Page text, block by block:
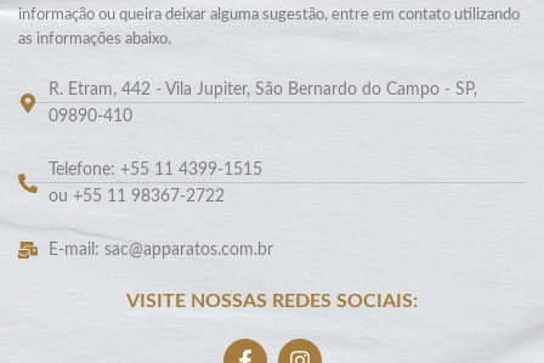
informação ou queira deixar alguma sugestão, entre em contato utilizando
as informações abaixo.
R. Etram, 442 - Vila Jupiter, São Bernardo do Campo - SP,
09890-410
Telefone: +55 11 4399-1515
ou +55 11 98367-2722
E-mail: sac@apparatos.com.br
VISITE NOSSAS REDES SOCIAIS: